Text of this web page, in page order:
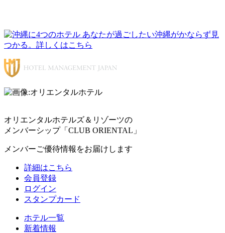
オリエンタルホテルズ＆リゾーツの
メンバーシップ「CLUB ORIENTAL」
メンバーご優待情報をお届けします
詳細はこちら
会員登録
ログイン
スタンプカード
ホテル一覧
新着情報